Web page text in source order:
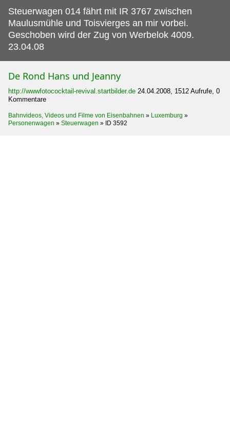
Steuerwagen 014 fährt mit IR 3767 zwischen
Maulusmühle und Toisvierges an mir vorbei.
Geschoben wird der Zug von Werbelok 4009.
23.04.08
De Rond Hans und Jeanny
http://wwwfotococktail-revival.startbilder.de 24.04.2008, 1512 Aufrufe, 0
Kommentare
Bahnvideos, Videos und Filme von Eisenbahnen » Luxemburg »
Personenwagen » Steuerwagen » ID 3592